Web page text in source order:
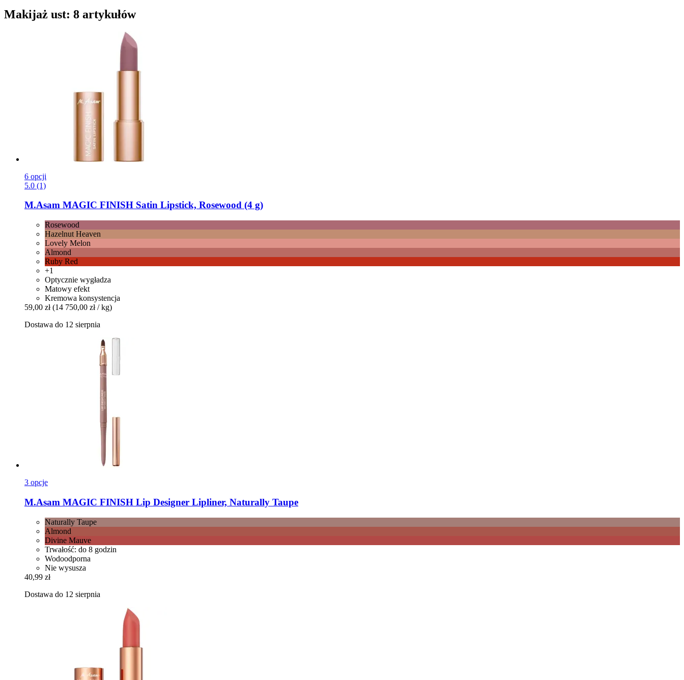
Makijaż ust: 8 artykułów
6 opcji
5.0 (1)
M.Asam MAGIC FINISH Satin Lipstick, Rosewood (4 g)
Rosewood
Hazelnut Heaven
Lovely Melon
Almond
Ruby Red
+1
Optycznie wygładza
Matowy efekt
Kremowa konsystencja
59,00 zł (14 750,00 zł / kg)
Dostawa do 12 sierpnia
3 opcje
M.Asam MAGIC FINISH Lip Designer Lipliner, Naturally Taupe
Naturally Taupe
Almond
Divine Mauve
Trwałość: do 8 godzin
Wodoodporna
Nie wysusza
40,99 zł
Dostawa do 12 sierpnia